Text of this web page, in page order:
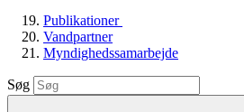
Publikationer
Vandpartner
Myndighedssamarbejde
Søg